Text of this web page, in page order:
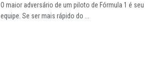
O maior adversário de um piloto de Fórmula 1 é
equipe. Se ser mais rápido do ...